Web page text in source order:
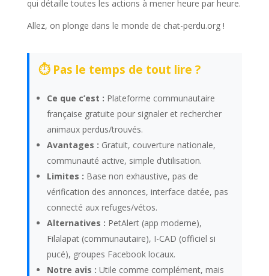
qui détaille toutes les actions à mener heure par heure.
Allez, on plonge dans le monde de chat-perdu.org !
⏱️ Pas le temps de tout lire ?
Ce que c’est : Plateforme communautaire
française gratuite pour signaler et rechercher
animaux perdus/trouvés.
Avantages : Gratuit, couverture nationale,
communauté active, simple d’utilisation.
Limites : Base non exhaustive, pas de
vérification des annonces, interface datée, pas
connecté aux refuges/vétos.
Alternatives : PetAlert (app moderne),
Filalapat (communautaire), I-CAD (officiel si
pucé), groupes Facebook locaux.
Notre avis : Utile comme complément, mais